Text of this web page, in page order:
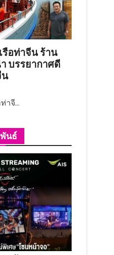
รือท่าจีน ร้าน
บรรยากาศดี
น
าจี...
นธ์